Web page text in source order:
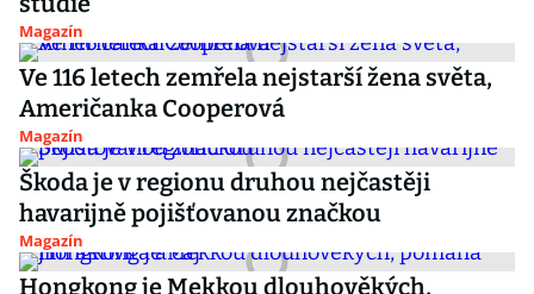
Magazín
Ve 116 letech zemřela nejstarší žena světa,
Američanka Cooperová
Magazín
Škoda je v regionu druhou nejčastěji
havarijně pojišťovanou značkou
Magazín
Hongkong je Mekkou dlouhověkých,